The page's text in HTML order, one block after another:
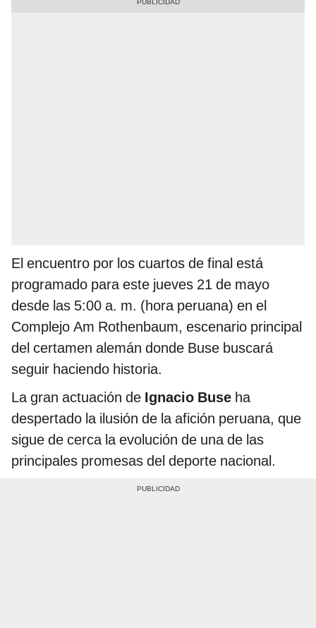
El encuentro por los cuartos de final está
programado para este jueves 21 de mayo
desde las 5:00 a. m. (hora peruana) en el
Complejo Am Rothenbaum, escenario principal
del certamen alemán donde Buse buscará
seguir haciendo historia.
La gran actuación de Ignacio Buse ha
despertado la ilusión de la afición peruana, que
sigue de cerca la evolución de una de las
principales promesas del deporte nacional.